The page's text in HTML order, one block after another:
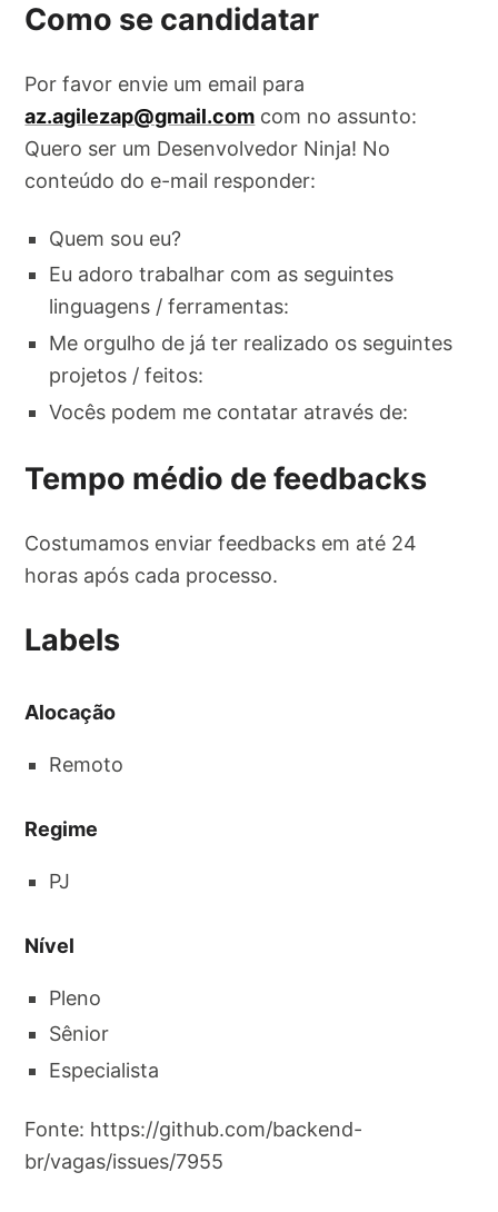
Como se candidatar
Por favor envie um email para
az.agilezap@gmail.com com no assunto:
Quero ser um Desenvolvedor Ninja! No
conteúdo do e-mail responder:
Quem sou eu?
Eu adoro trabalhar com as seguintes
linguagens / ferramentas:
Me orgulho de já ter realizado os seguintes
projetos / feitos:
Vocês podem me contatar através de:
Tempo médio de feedbacks
Costumamos enviar feedbacks em até 24
horas após cada processo.
Labels
Alocação
Remoto
Regime
PJ
Nível
Pleno
Sênior
Especialista
Fonte: https://github.com/backend-
br/vagas/issues/7955